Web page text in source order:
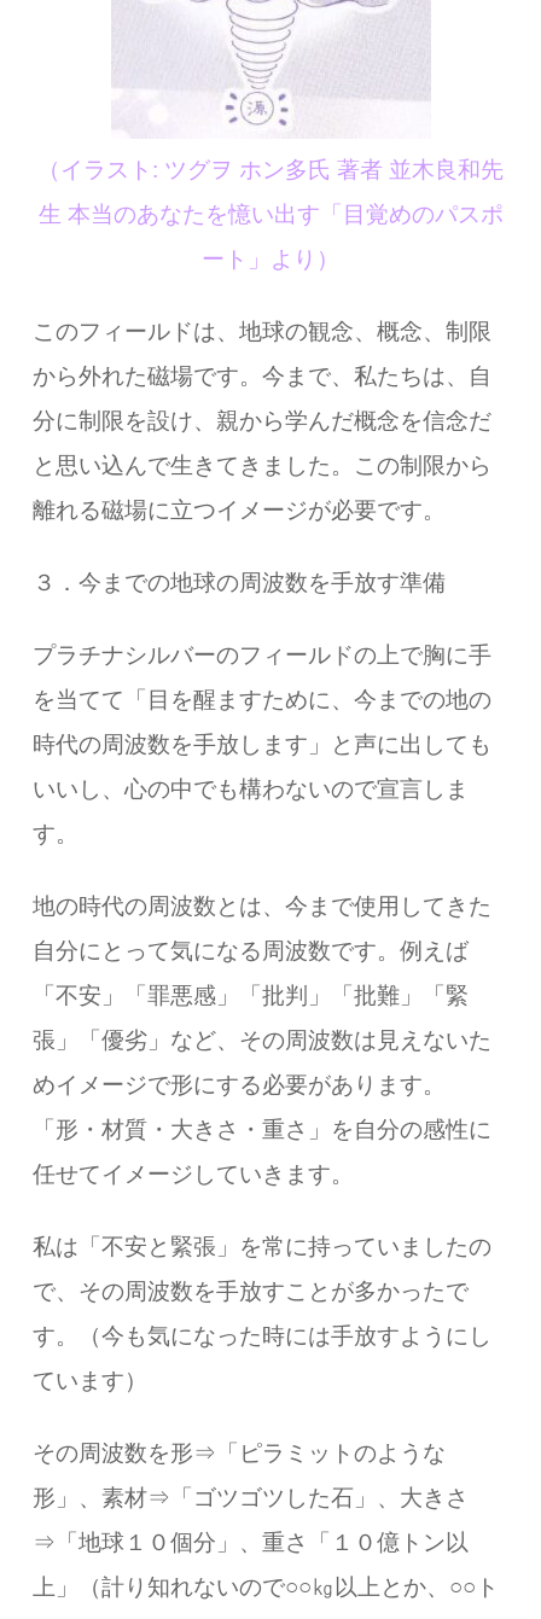
（イラスト: ツグヲ ホン多氏 著者 並木良和先
生 本当のあなたを憶い出す「目覚めのパスポ
ート」より）
このフィールドは、地球の観念、概念、制限
から外れた磁場です。今まで、私たちは、自
分に制限を設け、親から学んだ概念を信念だ
と思い込んで生きてきました。この制限から
離れる磁場に立つイメージが必要です。
３．今までの地球の周波数を手放す準備
プラチナシルバーのフィールドの上で胸に手
を当てて「目を醒ますために、今までの地の
時代の周波数を手放します」と声に出しても
いいし、心の中でも構わないので宣言しま
す。
地の時代の周波数とは、今まで使用してきた
自分にとって気になる周波数です。例えば
「不安」「罪悪感」「批判」「批難」「緊
張」「優劣」など、その周波数は見えないた
めイメージで形にする必要があります。
「形・材質・大きさ・重さ」を自分の感性に
任せてイメージしていきます。
私は「不安と緊張」を常に持っていましたの
で、その周波数を手放すことが多かったで
す。（今も気になった時には手放すようにし
ています）
その周波数を形⇒「ピラミットのような
形」、素材⇒「ゴツゴツした石」、大きさ
⇒「地球１０個分」、重さ「１０億トン以
上」（計り知れないので○○㎏以上とか、○○ト